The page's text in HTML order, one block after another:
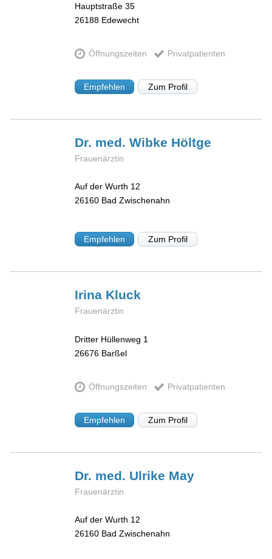
Hauptstraße 35
26188 Edewecht
Öffnungszeiten Privatpatienten
Empfehlen Zum Profil
Dr. med. Wibke Höltge
Frauenärztin
Auf der Wurth 12
26160 Bad Zwischenahn
Empfehlen Zum Profil
Irina Kluck
Frauenärztin
Dritter Hüllenweg 1
26676 Barßel
Öffnungszeiten Privatpatienten
Empfehlen Zum Profil
Dr. med. Ulrike May
Frauenärztin
Auf der Wurth 12
26160 Bad Zwischenahn